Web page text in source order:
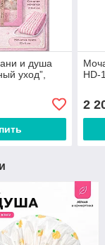
и душа
уход”,
HD-
2